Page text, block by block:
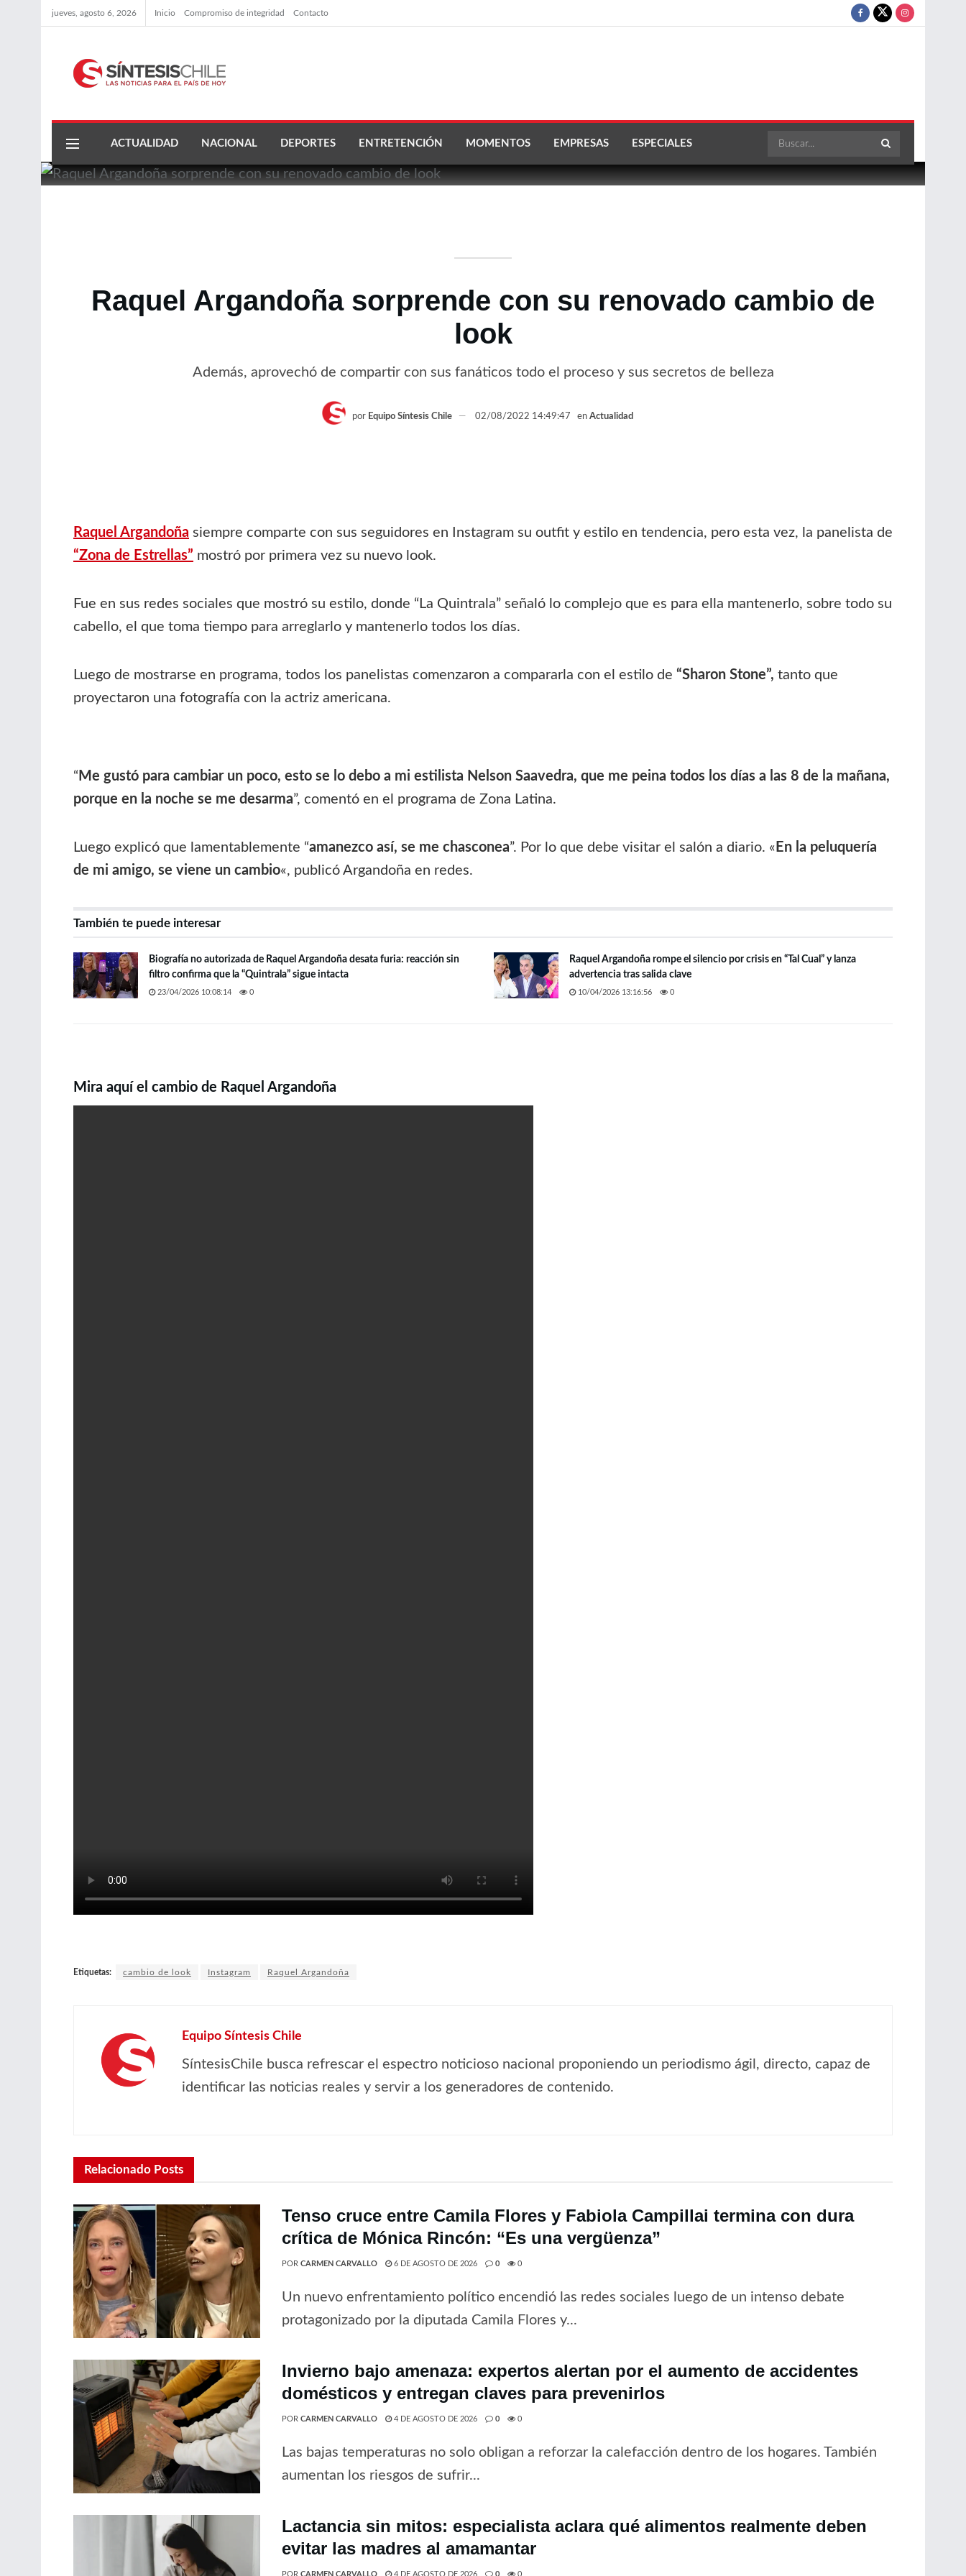
jueves, agosto 6, 2026 Inicio Compromiso de integridad Contacto
ACTUALIDAD NACIONAL DEPORTES ENTRETENCIÓN MOMENTOS EMPRESAS ESPECIALES
Raquel Argandoña sorprende con su renovado cambio de
look
Además, aprovechó de compartir con sus fanáticos todo el proceso y sus secretos de belleza
por Equipo Síntesis Chile 02/08/2022 14:49:47 en Actualidad
Raquel Argandoña siempre comparte con sus seguidores en Instagram su outfit y estilo en tendencia, pero esta vez, la panelista de
“Zona de Estrellas” mostró por primera vez su nuevo look.
Fue en sus redes sociales que mostró su estilo, donde “La Quintrala” señaló lo complejo que es para ella mantenerlo, sobre todo su
cabello, el que toma tiempo para arreglarlo y mantenerlo todos los días.
Luego de mostrarse en programa, todos los panelistas comenzaron a compararla con el estilo de “Sharon Stone”, tanto que
proyectaron una fotografía con la actriz americana.
“ Me gustó para cambiar un poco, esto se lo debo a mi estilista Nelson Saavedra, que me peina todos los días a las 8 de la mañana,
porque en la noche se me desarma”, comentó en el programa de Zona Latina.
Luego explicó que lamentablemente “amanezco así, se me chasconea”. Por lo que debe visitar el salón a diario. « En la peluquería
de mi amigo, se viene un cambio«, publicó Argandoña en redes.
También te puede interesar
Biografía no autorizada de Raquel Argandoña desata furia: reacción sin
filtro confirma que la “Quintrala” sigue intacta
23/04/2026 10:08:14 0
Raquel Argandoña rompe el silencio por crisis en “Tal Cual” y lanza
advertencia tras salida clave
10/04/2026 13:16:56 0
Mira aquí el cambio de Raquel Argandoña
Etiquetas: cambio de look Instagram Raquel Argandoña
Equipo Síntesis Chile
SíntesisChile busca refrescar el espectro noticioso nacional proponiendo un periodismo ágil, directo, capaz de
identificar las noticias reales y servir a los generadores de contenido.
Relacionado Posts
Tenso cruce entre Camila Flores y Fabiola Campillai termina con dura
crítica de Mónica Rincón: “Es una vergüenza”
POR CARMEN CARVALLO 6 DE AGOSTO DE 2026 0 0
Un nuevo enfrentamiento político encendió las redes sociales luego de un intenso debate
protagonizado por la diputada Camila Flores y...
Invierno bajo amenaza: expertos alertan por el aumento de accidentes
domésticos y entregan claves para prevenirlos
POR CARMEN CARVALLO 4 DE AGOSTO DE 2026 0 0
Las bajas temperaturas no solo obligan a reforzar la calefacción dentro de los hogares. También
aumentan los riesgos de sufrir...
Lactancia sin mitos: especialista aclara qué alimentos realmente deben
evitar las madres al amamantar
POR CARMEN CARVALLO 4 DE AGOSTO DE 2026 0 0